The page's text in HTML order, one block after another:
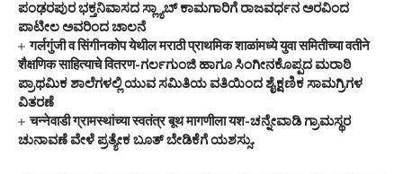
ಪಂಢರಪುರ ಭಕ್ತನಿವಾಸದ ಸ್ಲ್ಯಾಬ್ ಕಾಮಗಾರಿಗೆ ರಾಜವರ್ಧನ ಅರವಿಂದ
ಪಾಟೀಲ ಅವರಿಂದ ಚಾಲನೆ
गर्लगुंजी व सिंगीनकोप येथील मराठी प्राथमिक शाळांमध्ये युवा समितीच्या वतीने
शैक्षणिक साहित्याचे वितरण-ಗರ್ಲಗುಂಜಿ ಹಾಗೂ ಸಿಂಗೀನಕೊಪ್ಪದ ಮರಾಠಿ
ಪ್ರಾಥಮಿಕ ಶಾಲೆಗಳಲ್ಲಿ ಯುವ ಸಮಿತಿಯ ವತಿಯಿಂದ ಶೈಕ್ಷಣಿಕ ಸಾಮಗ್ರಿಗಳ
ವಿತರಣೆ
चन्नेवाडी ग्रामस्थांच्या स्वतंत्र बूथ मागणीला यश-ಚನ್ನೇವಾಡಿ ಗ್ರಾಮಸ್ಥರ
ಚುನಾವಣೆ ವೇಳೆ ಪ್ರತ್ಯೇಕ ಬೂತ್‌ ಬೇಡಿಕೆಗೆ ಯಶಸ್ಸು.